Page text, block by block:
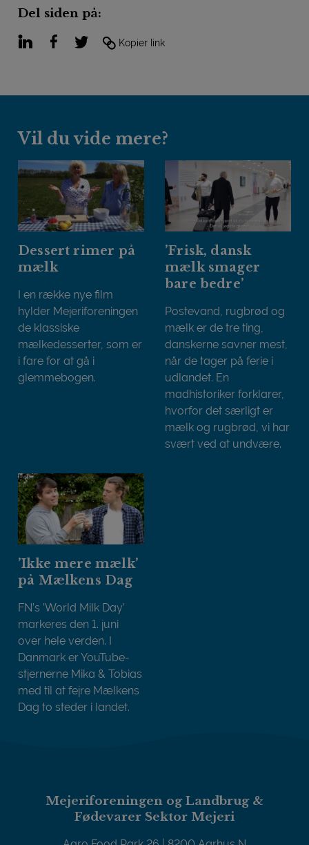
Del siden på:
LinkedInFacebook
TwitterKopier link
Vil du vide mere?
Dessert rimer på
mælk
I en række nye film
hylder Mejeriforeningen
de klassiske
mælkedesserter, som er
i fare for at gå i
glemmebogen.
’Frisk, dansk
mælk smager
bare bedre’
Postevand, rugbrød og
mælk er de tre ting,
danskerne savner mest,
når de tager på ferie i
udlandet. En
madhistoriker forklarer,
hvorfor det særligt er
mælk og rugbrød, vi har
svært ved at undvære.
’Ikke mere mælk’
på Mælkens Dag
FN’s ’World Milk Day’
markeres den 1. juni
over hele verden. I
Danmark er YouTube-
stjernerne Mika & Tobias
med til at fejre Mælkens
Dag to steder i landet.
Mejeriforeningen og Landbrug &
Fødevarer Sektor Mejeri